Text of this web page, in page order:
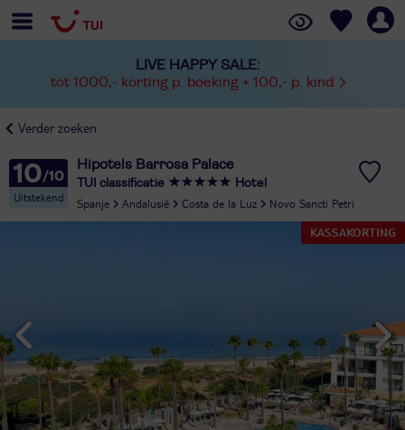
LIVE HAPPY SALE:
tot 1000,- korting p. boeking + 100,- p. kind
Verder zoeken
10
Uitstekend
Hipotels Barrosa Palace
TUI classificatie Hotel
Spanje Andalusië Costa de la Luz
Novo Sancti Petri
KASSAKORTING